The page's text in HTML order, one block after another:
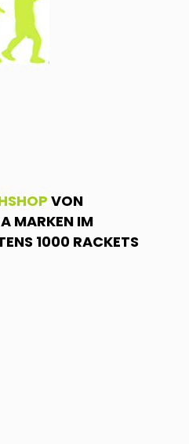
VON
MARKEN IM
1000 RACKETS